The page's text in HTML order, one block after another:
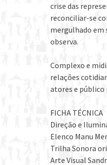
crise das
reconciliar-se
mergulhado em
observa.
Complexo e
relações
atores e público
FICHA TÉCNICA
Direção e
Elenco Manu
Trilha Sonora
Arte Visual